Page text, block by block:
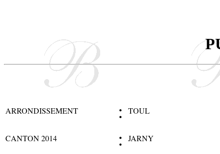
ARRONDISSEMENT : TOUL
CANTON 2014 :
JARNY